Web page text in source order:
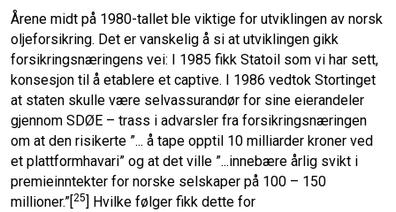
Årene midt på 1980-tallet ble viktige for utviklingen av norsk
oljeforsikring. Det er vanskelig å si at utviklingen gikk
forsikringsnæringens vei: I 1985 fikk Statoil som vi har sett,
konsesjon til å etablere et captive. I 1986 vedtok Stortinget
at staten skulle være selvassurandør for sine eierandeler
gjennom SDØE – trass i advarsler fra forsikringsnæringen
om at den risikerte ”... å tape opptil 10 milliarder kroner ved
et plattformhavari” og at det ville ”...innebære årlig svikt i
premieinntekter for norske selskaper på 100 – 150
millioner.”[25] Hvilke følger fikk dette for